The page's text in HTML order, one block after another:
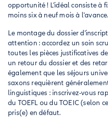
opportunité ! L'idéal consiste à
moins six à neuf mois à l'avance.
Le montage du dossier
attention : accordez un soin
toutes les pièces justificatives
un retour du dossier et des
également que les séjours
saxons requièrent
linguistiques : inscrivez-vous
du TOEFL ou du TOEIC (selon
pris(e) en défaut.